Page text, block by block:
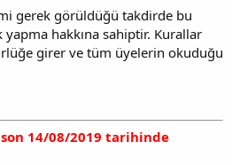
gerek görüldüğü takdirde bu
hakkına sahiptir. Kurallar
girer ve tüm üyelerin okuduğu
14/08/2019 tarihinde